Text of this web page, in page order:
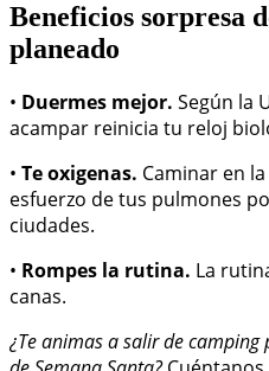
Beneficios sorpresa
planeado
• Duermes mejor. Según la
acampar reinicia tu reloj
• Te oxigenas. Caminar en
esfuerzo de tus pulmones
ciudades.
• Rompes la rutina. La
canas.
¿Te animas a salir de